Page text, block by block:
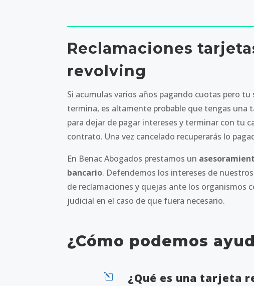
Reclamaciones
revolving
Si acumulas varios años pagando cuotas pero
termina, es altamente probable que tengas una
para dejar de pagar intereses y terminar con tu
contrato. Una vez cancelado recuperarás lo
En Benac Abogados prestamos un
bancario. Defendemos los intereses de
de reclamaciones y quejas ante los organismos
judicial en el caso de que fuera necesario.
¿Cómo podemos
l ¿Qué es una tarjeta